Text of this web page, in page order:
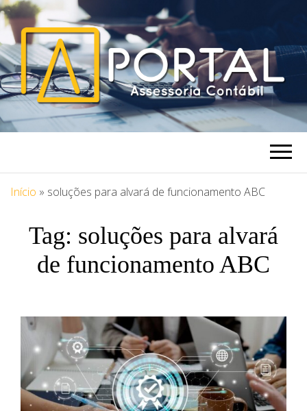
PORTAL
ASSESSORIA
Blog Portal Assessoria
Início » soluções para alvará de funcionamento ABC
Tag: soluções para alvará
de funcionamento ABC